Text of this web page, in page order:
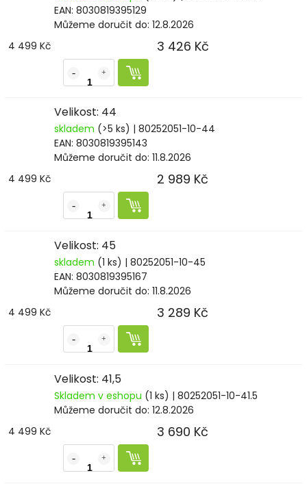
EAN: 8030819395129
Můžeme doručit do: 12.8.2026
4 499 Kč
3 426 Kč
Velikost: 44
skladem (>5 ks) | 80252051-10-44
EAN: 8030819395143
Můžeme doručit do: 11.8.2026
4 499 Kč
2 989 Kč
Velikost: 45
skladem (1 ks) | 80252051-10-45
EAN: 8030819395167
Můžeme doručit do: 11.8.2026
4 499 Kč
3 289 Kč
Velikost: 41,5
Skladem v eshopu (1 ks) | 80252051-10-41.5
Můžeme doručit do: 12.8.2026
4 499 Kč
3 690 Kč